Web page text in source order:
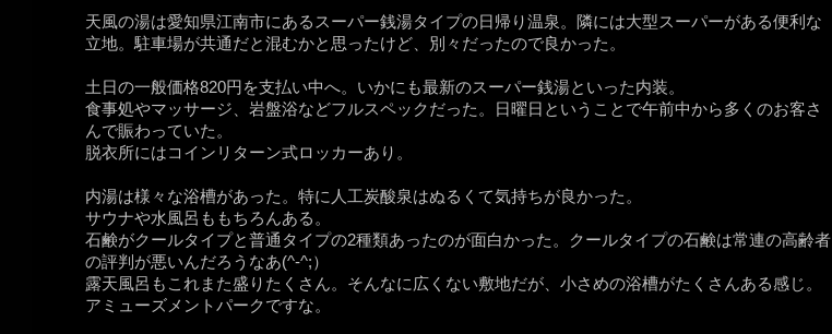
天風の湯は愛知県江南市にあるスーパー銭湯タイプの日帰り温泉。隣には大型スーパーがある便利な
立地。駐車場が共通だと混むかと思ったけど、別々だったので良かった。
土日の一般価格820円を支払い中へ。いかにも最新のスーパー銭湯といった内装。
食事処やマッサージ、岩盤浴などフルスペックだった。日曜日ということで午前中から多くのお客さ
んで賑わっていた。
脱衣所にはコインリターン式ロッカーあり。
内湯は様々な浴槽があった。特に人工炭酸泉はぬるくて気持ちが良かった。
サウナや水風呂ももちろんある。
石鹸がクールタイプと普通タイプの2種類あったのが面白かった。クールタイプの石鹸は常連の高齢者
の評判が悪いんだろうなあ(^-^;）
露天風呂もこれまた盛りたくさん。そんなに広くない敷地だが、小さめの浴槽がたくさんある感じ。
アミューズメントパークですな。